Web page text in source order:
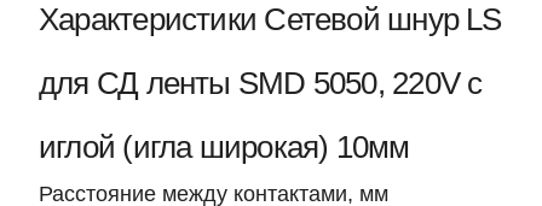
Характеристики Сетевой шнур LS
для СД ленты SMD 5050, 220V с
иглой (игла широкая) 10мм
Расстояние между контактами, мм